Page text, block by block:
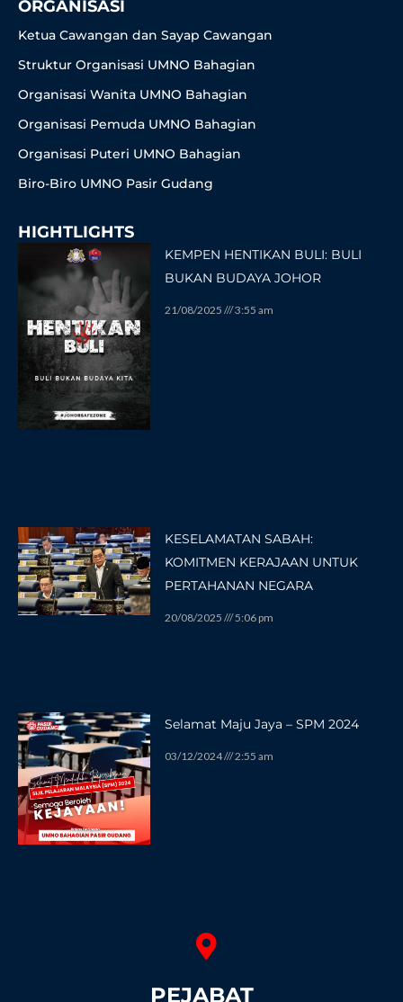
ORGANISASI
Ketua Cawangan dan Sayap Cawangan
Struktur Organisasi UMNO Bahagian
Organisasi Wanita UMNO Bahagian
Organisasi Pemuda UMNO Bahagian
Organisasi Puteri UMNO Bahagian
Biro-Biro UMNO Pasir Gudang
HIGHTLIGHTS
KEMPEN HENTIKAN BULI: BULI
BUKAN BUDAYA JOHOR
21/08/2025 3:55 am
KESELAMATAN SABAH:
KOMITMEN KERAJAAN UNTUK
PERTAHANAN NEGARA
20/08/2025 5:06 pm
Selamat Maju Jaya – SPM 2024
03/12/2024 2:55 am
PEJABAT